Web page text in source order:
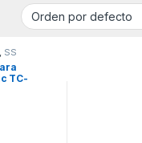
, SS
TC-